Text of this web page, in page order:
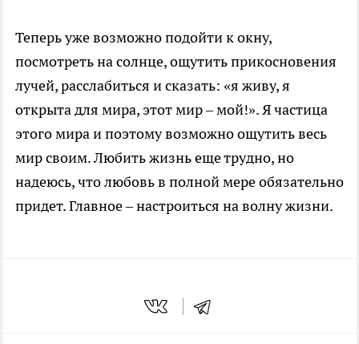
Теперь уже возможно подойти к окну,
посмотреть на солнце, ощутить прикосновения
лучей, расслабиться и сказать: «я живу, я
открыта для мира, этот мир – мой!». Я частица
этого мира и поэтому возможно ощутить весь
мир своим. Любить жизнь еще трудно, но
надеюсь, что любовь в полной мере обязательно
придет. Главное – настроиться на волну жизни.